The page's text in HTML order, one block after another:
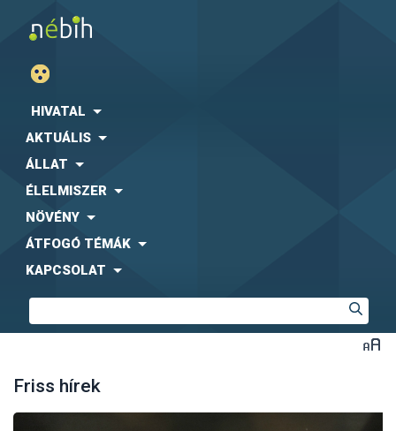
HIVATAL
AKTUÁLIS
ÁLLAT
ÉLELMISZER
NÖVÉNY
ÁTFOGÓ TÉMÁK
KAPCSOLAT
Friss hírek